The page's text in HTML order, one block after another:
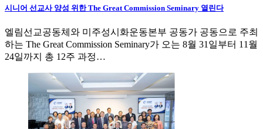
시니어 선교사 양성 위한 The Great Commission Seminary 열린다
엘림선교공동체와 미주성시화운동본부 공동가 공동으로 주최
하는 The Great Commission Seminary가 오는 8월 31일부터 11월
24일까지 총 12주 과정…